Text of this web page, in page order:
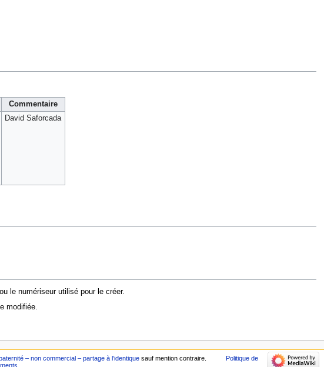
Commentaire
David Saforcada
le numériseur utilisé pour le créer.
modifiée.
– non commercial – partage à l’identique sauf mention contraire.
Politique de